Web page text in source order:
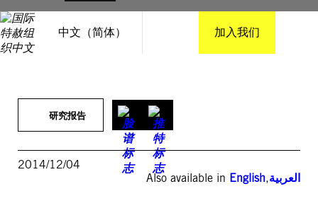
中文（简体） 加入我们
研究报告
2014/12/04
Also available in English,العربية